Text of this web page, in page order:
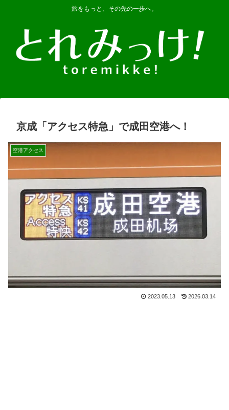
旅をもっと、その先の一歩へ。
京成「アクセス特急」で成田空港へ！
空港アクセス
2023.05.13 2026.03.14